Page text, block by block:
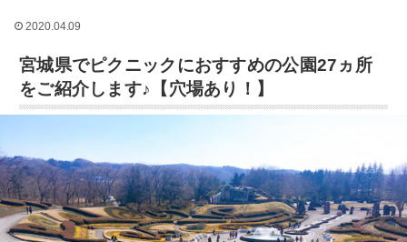
2020.04.09
宮城県でピクニックにおすすめの公園27ヵ所
をご紹介します♪【穴場あり！】